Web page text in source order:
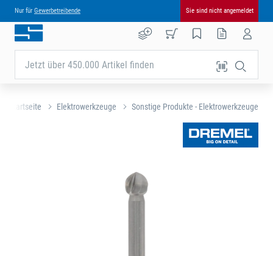
Nur für Gewerbetreibende Sie sind nicht angemeldet
Jetzt über 450.000 Artikel finden
Startseite Elektrowerkzeuge Sonstige Produkte - Elektrowerkzeuge